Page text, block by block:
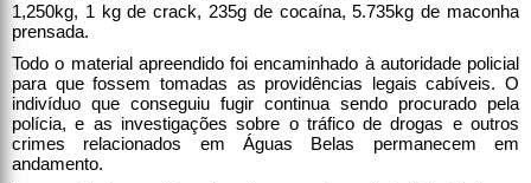
1,250kg, 1 kg de crack, 235g de cocaína, 5.735kg de maconha
prensada.
Todo o material apreendido foi encaminhado à autoridade policial
para que fossem tomadas as providências legais cabíveis. O
indivíduo que conseguiu fugir continua sendo procurado pela
polícia, e as investigações sobre o tráfico de drogas e outros
crimes relacionados em Águas Belas permanecem em
andamento.